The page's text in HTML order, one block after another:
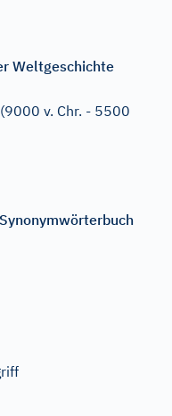
Weltgeschichte
v. Chr. - 5500